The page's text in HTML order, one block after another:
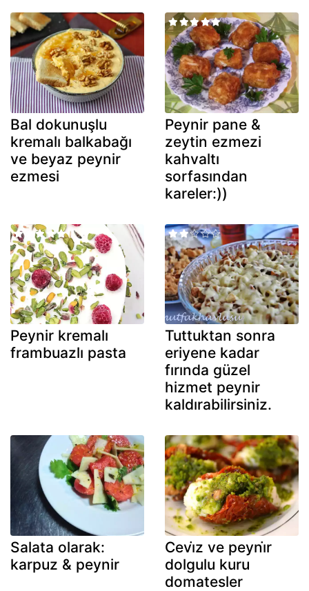
Bal dokunuşlu
kremalı balkabağı
ve beyaz peynir
ezmesi
Peynir pane &
zeytin ezmezi
kahvaltı
sorfasından
kareler:))
Peynir kremalı
frambuazlı pasta
Tuttuktan sonra
eriyene kadar
fırında güzel
hizmet peynir
kaldırabilirsiniz.
Salata olarak:
karpuz & peynir
Cevi̇z ve peyni̇r
dolgulu kuru
domatesler